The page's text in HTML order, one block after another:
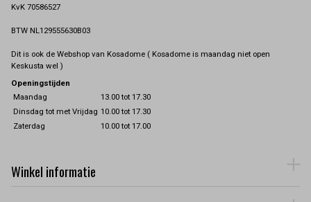
KvK 70586527
BTW NL129555630B03
Dit is ook de Webshop van Kosadome ( Kosadome is maandag niet open
Keskusta wel )
Openingstijden
Maandag
13.00 tot 17.30
Dinsdag tot met Vrijdag 10.00 tot 17.30
Zaterdag
10.00 tot 17.00
Winkel informatie